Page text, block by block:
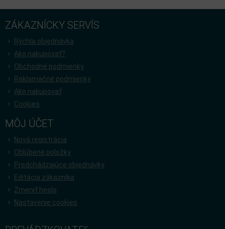
ZÁKAZNÍCKY SERVÍS
Rýchla objednávka
Ako nakupovať?
Obchodné podmienky
Reklamačné podmienky
Ako nakupovať
Cookies
MÔJ ÚČET
Nová registrácia
Oblúbené položky
Predchádzajúce objednávky
Editácia zákazníka
Zmeniť heslo
Nastavenie cookies